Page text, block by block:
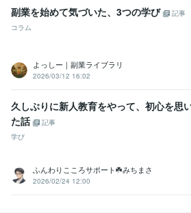
副業を始めて気づいた、3つの学び
記事
コラム
よっしー｜副業ライブラリ
2026/03/12 16:02
久しぶりに新人教育をやって、初心を思
た話
記事
学び
ふんわりこころサポート☘️みちまさ
2026/02/24 12:00